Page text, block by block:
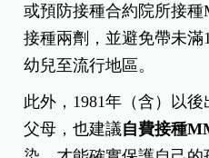
或預防接種合約院所接
接種兩劑，並避免帶未
幼兒至流行地區。
此外，1981年（含）以
父母，也建議自費接種